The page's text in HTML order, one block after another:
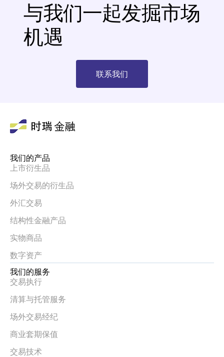
与我们一起发掘市场
机遇
联系我们
我们的产品
上市衍生品
场外交易的衍生品
外汇交易
结构性金融产品
实物商品
数字资产
我们的服务
交易执行
清算与托管服务
场外交易经纪
商业套期保值
交易技术